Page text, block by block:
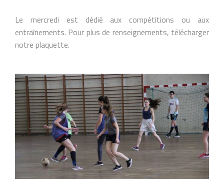
Le mercredi est dédié aux compétitions ou aux
entraînements. Pour plus de renseignements, télécharger
notre plaquette.